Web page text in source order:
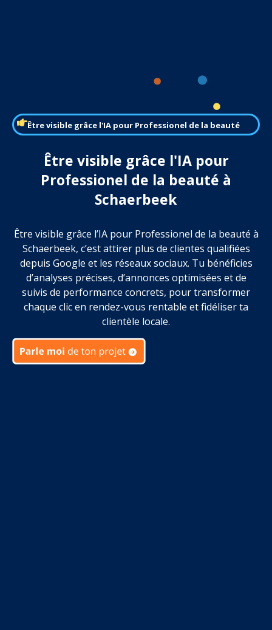
Être visible grâce l'IA pour Professionel de la beauté
Être visible grâce l'IA pour
Professionel de la beauté à
Schaerbeek
Être visible grâce l’IA pour Professionel de la beauté à
Schaerbeek, c’est attirer plus de clientes qualifiées
depuis Google et les réseaux sociaux. Tu bénéficies
d’analyses précises, d’annonces optimisées et de
suivis de performance concrets, pour transformer
chaque clic en rendez-vous rentable et fidéliser ta
clientèle locale.